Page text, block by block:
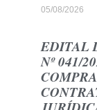
05/08/2026
EDITAL
Nº 041/